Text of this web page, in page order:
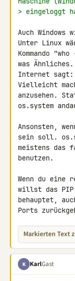
> eingeloggt
Auch
Unter Linux
Kommando
was Ähnliches.
Internet sagt:
Vielleicht
anzusehen.
os.system
Ansonsten,
sein soll.
meistens das
benutzen.
Wenn du eine
willst das PIP
behauptet,
Ports
Markierten Text
K KarlGast